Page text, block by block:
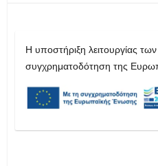
H υποστήριξη λειτουργίας
συγχρηματοδότηση της